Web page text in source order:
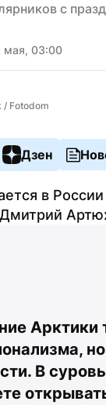
с
мая, 03:00
/ Fotodom
Дзен
в
Арктики
В